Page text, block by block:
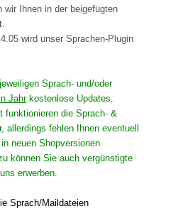
wir Ihnen in der beigefügten
wird unser Sprachen-Plugin
Sprach- und/oder
Jahrkostenlose Updates.
funktionieren die Sprach- &
allerdings fehlen Ihnen eventuell
neuen Shopversionen
können Sie auch vergünstigte
erwerben.
Sprach/Maildateien